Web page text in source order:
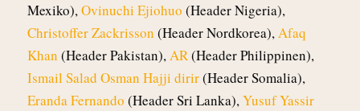
Mexiko),Ovinuchi Ejiohuo (Header Nigeria),
Christoffer Zackrisson (Header Nordkorea),Afaq
Khan (Header Pakistan),AR(Header Philippinen),
Ismail Salad Osman Hajji dirir(Header Somalia),
Eranda Fernando (Header Sri Lanka),Yusuf Yassir